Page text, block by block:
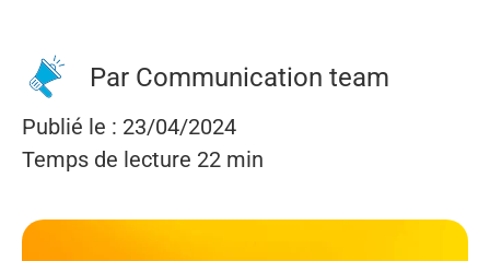
Par Communication team
Publié le : 23/04/2024
Temps de lecture 22 min